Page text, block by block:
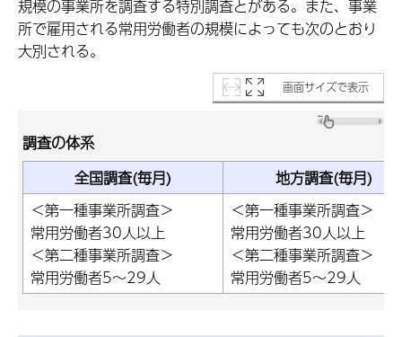
規模の事業所を調査する特別調査とがある。また、事業
所で雇用される常用労働者の規模によっても次のとおり
大別される。
画面サイズで表示
調査の体系
全国調査(毎月)
地方調査(毎月)
＜第一種事業所調査＞
常用労働者30人以上
＜第二種事業所調査＞
常用労働者5～29人
＜第一種事業所調査＞
常用労働者30人以上
＜第二種事業所調査＞
常用労働者5～29人